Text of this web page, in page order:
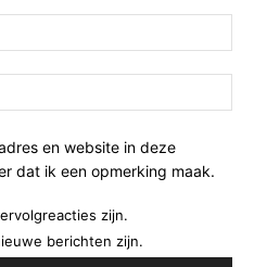
en website in deze
dat ik een opmerking maak.
zijn.
berichten zijn.